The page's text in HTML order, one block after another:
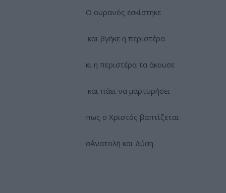
Ο ουρανός εσκίστηκε
και βγήκε η περιστέρα
κι η περιστέρα τα άκουσε
και πάει να μαρτυρήσει
πως ο Χριστός βαπτίζεται
σ΄Ανατολή και Δύση.